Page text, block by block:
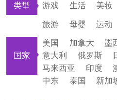
类型 游戏 生活 美妆
旅游 母婴 运动
国家
美国 加拿大 墨
意大利
俄罗斯
马来西亚
印度
中东
泰国 新加